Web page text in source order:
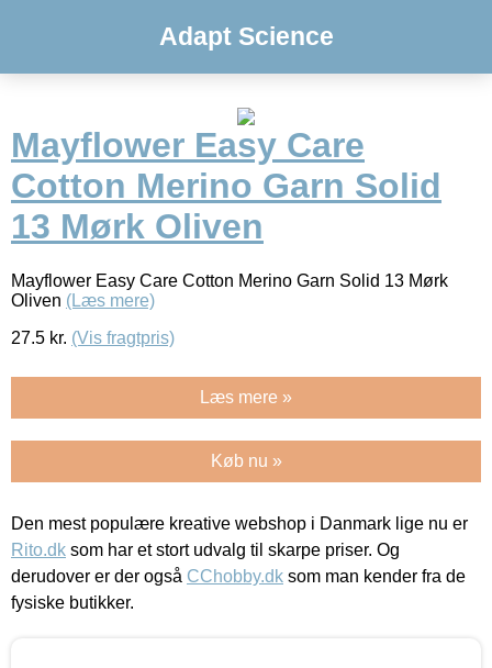
Adapt Science
Mayflower Easy Care
Cotton Merino Garn Solid
13 Mørk Oliven
Mayflower Easy Care Cotton Merino Garn Solid 13 Mørk
Oliven (Læs mere)
27.5 kr. (Vis fragtpris)
Læs mere »
Køb nu »
Den mest populære kreative webshop i Danmark lige nu er
Rito.dk som har et stort udvalg til skarpe priser. Og
derudover er der også CChobby.dk som man kender fra de
fysiske butikker.